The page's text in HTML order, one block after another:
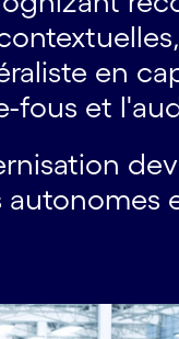
en
fous et